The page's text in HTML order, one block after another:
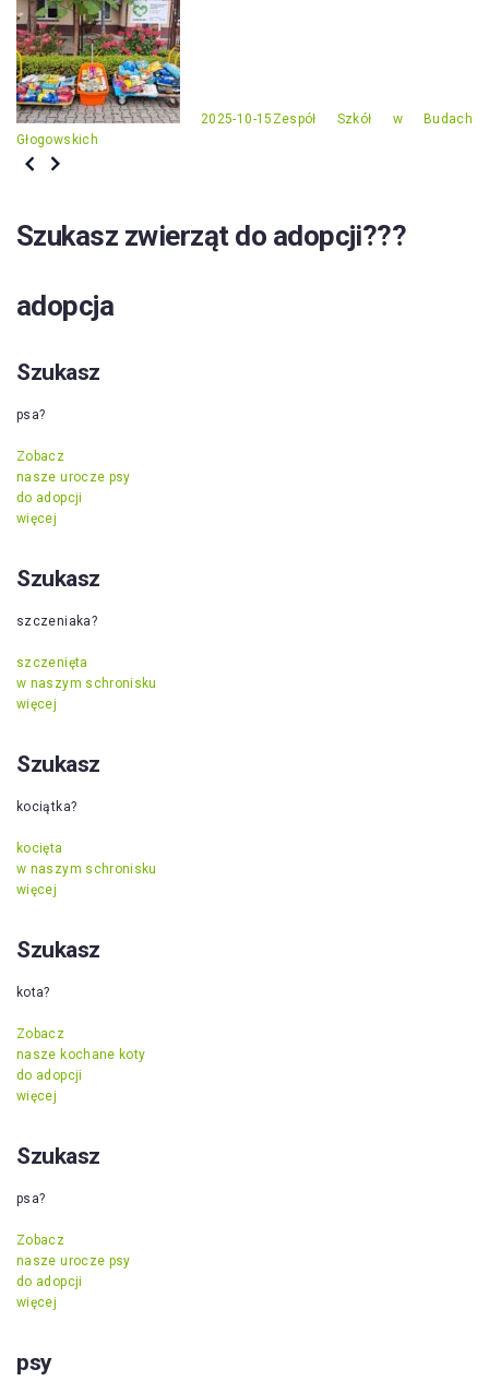
2025-10-15 Zespół Szkół w Budach
Głogowskich
Szukasz zwierząt do adopcji???
adopcja
Szukasz
psa?
Zobacz
nasze urocze psy
do adopcji
więcej
Szukasz
szczeniaka?
szczenięta
w naszym schronisku
więcej
Szukasz
kociątka?
kocięta
w naszym schronisku
więcej
Szukasz
kota?
Zobacz
nasze kochane koty
do adopcji
więcej
Szukasz
psa?
Zobacz
nasze urocze psy
do adopcji
więcej
psy